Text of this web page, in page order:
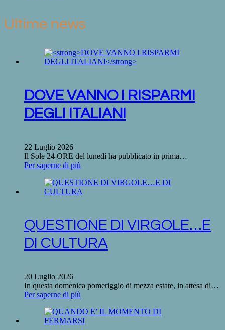
Ultime news
DOVE VANNO I RISPARMI
DEGLI ITALIANI
22 Luglio 2026
Il Sole 24 ORE del lunedì ha pubblicato in prima…
Per saperne di più
QUESTIONE DI VIRGOLE…E
DI CULTURA
20 Luglio 2026
In questa domenica pomeriggio di mezza estate, in attesa di…
Per saperne di più